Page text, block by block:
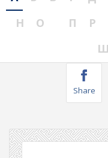
Н
О П Р
Ш
Share